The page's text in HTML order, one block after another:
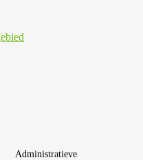
Administratieve